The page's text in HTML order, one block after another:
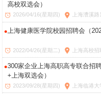
高校双选会）
2026/04/16(星期四) 上海漕溪
上海健康医学院校园招聘会（
2022/04/26(星期二) 上海高校
300家企业上海高职高专联合招
+上海双选会）
2023/09/28(星期四) 上海临港